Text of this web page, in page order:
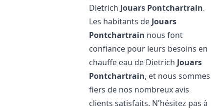
Dietrich Jouars Pontchartrain.
Les habitants de Jouars
Pontchartrain nous font
confiance pour leurs besoins en
chauffe eau de Dietrich Jouars
Pontchartrain, et nous sommes
fiers de nos nombreux avis
clients satisfaits. N'hésitez pas à